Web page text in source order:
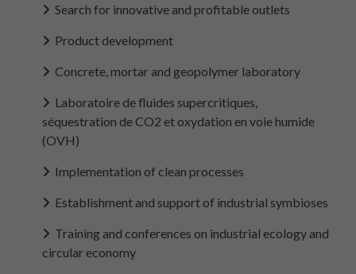
Search for innovative and profitable outlets
Product development
Concrete, mortar and geopolymer laboratory
Laboratoire de fluides supercritiques,
séquestration de CO2 et oxydation en voie humide
(OVH)
Implementation of clean processes
Establishment and support of industrial symbioses
Training and conferences on industrial ecology and
circular economy